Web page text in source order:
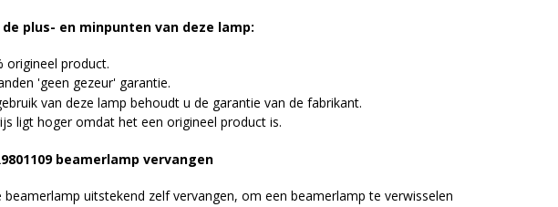
plus- en minpunten van deze lamp:
origineel product.
'geen gezeur' garantie.
van deze lamp behoudt u de garantie van de fabrikant.
ligt hoger omdat het een origineel product is.
beamerlamp vervangen
beamerlamp uitstekend zelf vervangen, om een beamerlamp te verwisselen